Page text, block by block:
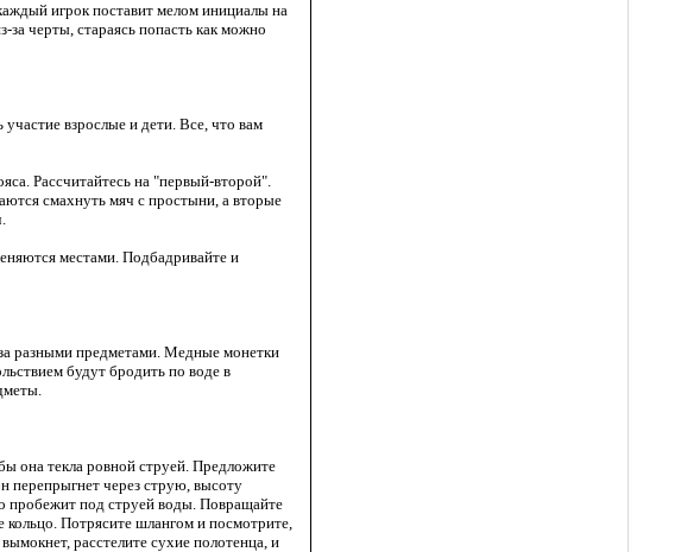
игрок поставит мелом инициалы на
за черты, стараясь попасть как можно
взрослые и дети. Все, что вам
Рассчитайтесь на "первый-второй".
смахнуть мяч с простыни, а вторые
местами. Подбадривайте и
разными предметами. Медные монетки
будут бродить по воде в
она текла ровной струей. Предложите
перепрыгнет через струю, высоту
пробежит под струей воды. Повращайте
Потрясите шлангом и посмотрите,
расстелите сухие полотенца, и